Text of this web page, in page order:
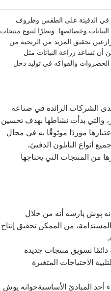
في الدفيئة على الطقس وظروف
وخصائصها. ونظرًا لتنوع منتجات
تحقيق المزيد من الربحية من
أن تساعد زراعة النباتات مثل
الخضروات والفواكه في توليد دخل
الشركات الرائدة في صناعة
والتي بدأت نشاطها بهدف تحسين
موردًا موثوقًا به في مجال
أنواع النايلون الدفيئ،
من المنتجات التي يحتاجها
پوش پارسه أنه من خلال
من الممكن تحقيق إنتاج
دائمًا تسويق منتجات جديدة
الاحتياجات المتغيرة
أحد المبادئ الأساسيةجوانه پوش